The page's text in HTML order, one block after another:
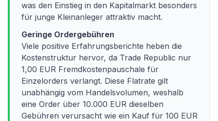
was den Einstieg in den Kapitalmarkt besonders
für junge Kleinanleger attraktiv macht.
Geringe Ordergebühren
Viele positive Erfahrungsberichte heben die
Kostenstruktur hervor, da Trade Republic nur
1,00 EUR Fremdkostenpauschale für
Einzelorders verlangt. Diese Flatrate gilt
unabhängig vom Handelsvolumen, weshalb
eine Order über 10.000 EUR dieselben
Gebühren verursacht wie ein Kauf für 100 EUR